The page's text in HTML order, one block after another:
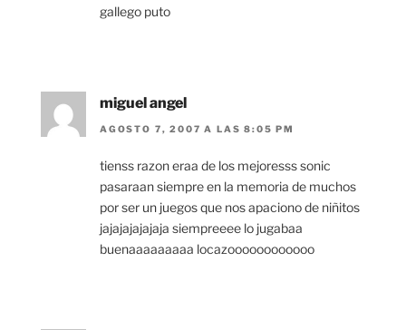
gallego puto
miguel angel
AGOSTO 7, 2007 A LAS 8:05 PM
tienss razon eraa de los mejoresss sonic
pasaraan siempre en la memoria de muchos
por ser un juegos que nos apaciono de niñitos
jajajajajajaja siempreeee lo jugabaa
buenaaaaaaaaa locazoooooooooooo